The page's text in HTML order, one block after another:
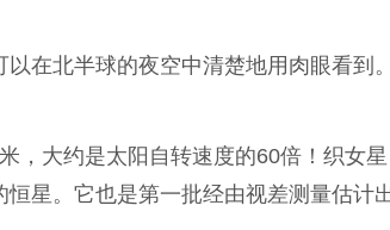
在北半球的夜空中清楚地用肉眼看到
，大约是太阳自转速度的60倍！织女
星。它也是第一批经由视差测量估计